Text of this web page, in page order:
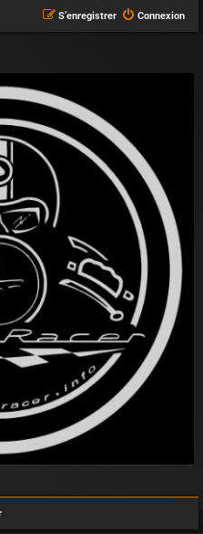
Connexion
S’enregistrer